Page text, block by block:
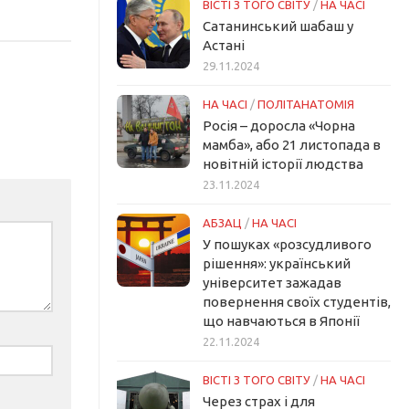
ВІСТІ З ТОГО СВІТУ / НА ЧАСІ
Сатанинський шабаш у
Астані
29.11.2024
НА ЧАСІ / ПОЛІТАНАТОМІЯ
Росія – доросла «Чорна
мамба», або 21 листопада в
новітній історії людства
23.11.2024
АБЗАЦ / НА ЧАСІ
У пошуках «розсудливого
рішення»: український
університет зажадав
повернення своїх студентів,
що навчаються в Японії
22.11.2024
ВІСТІ З ТОГО СВІТУ / НА ЧАСІ
Через страх і для